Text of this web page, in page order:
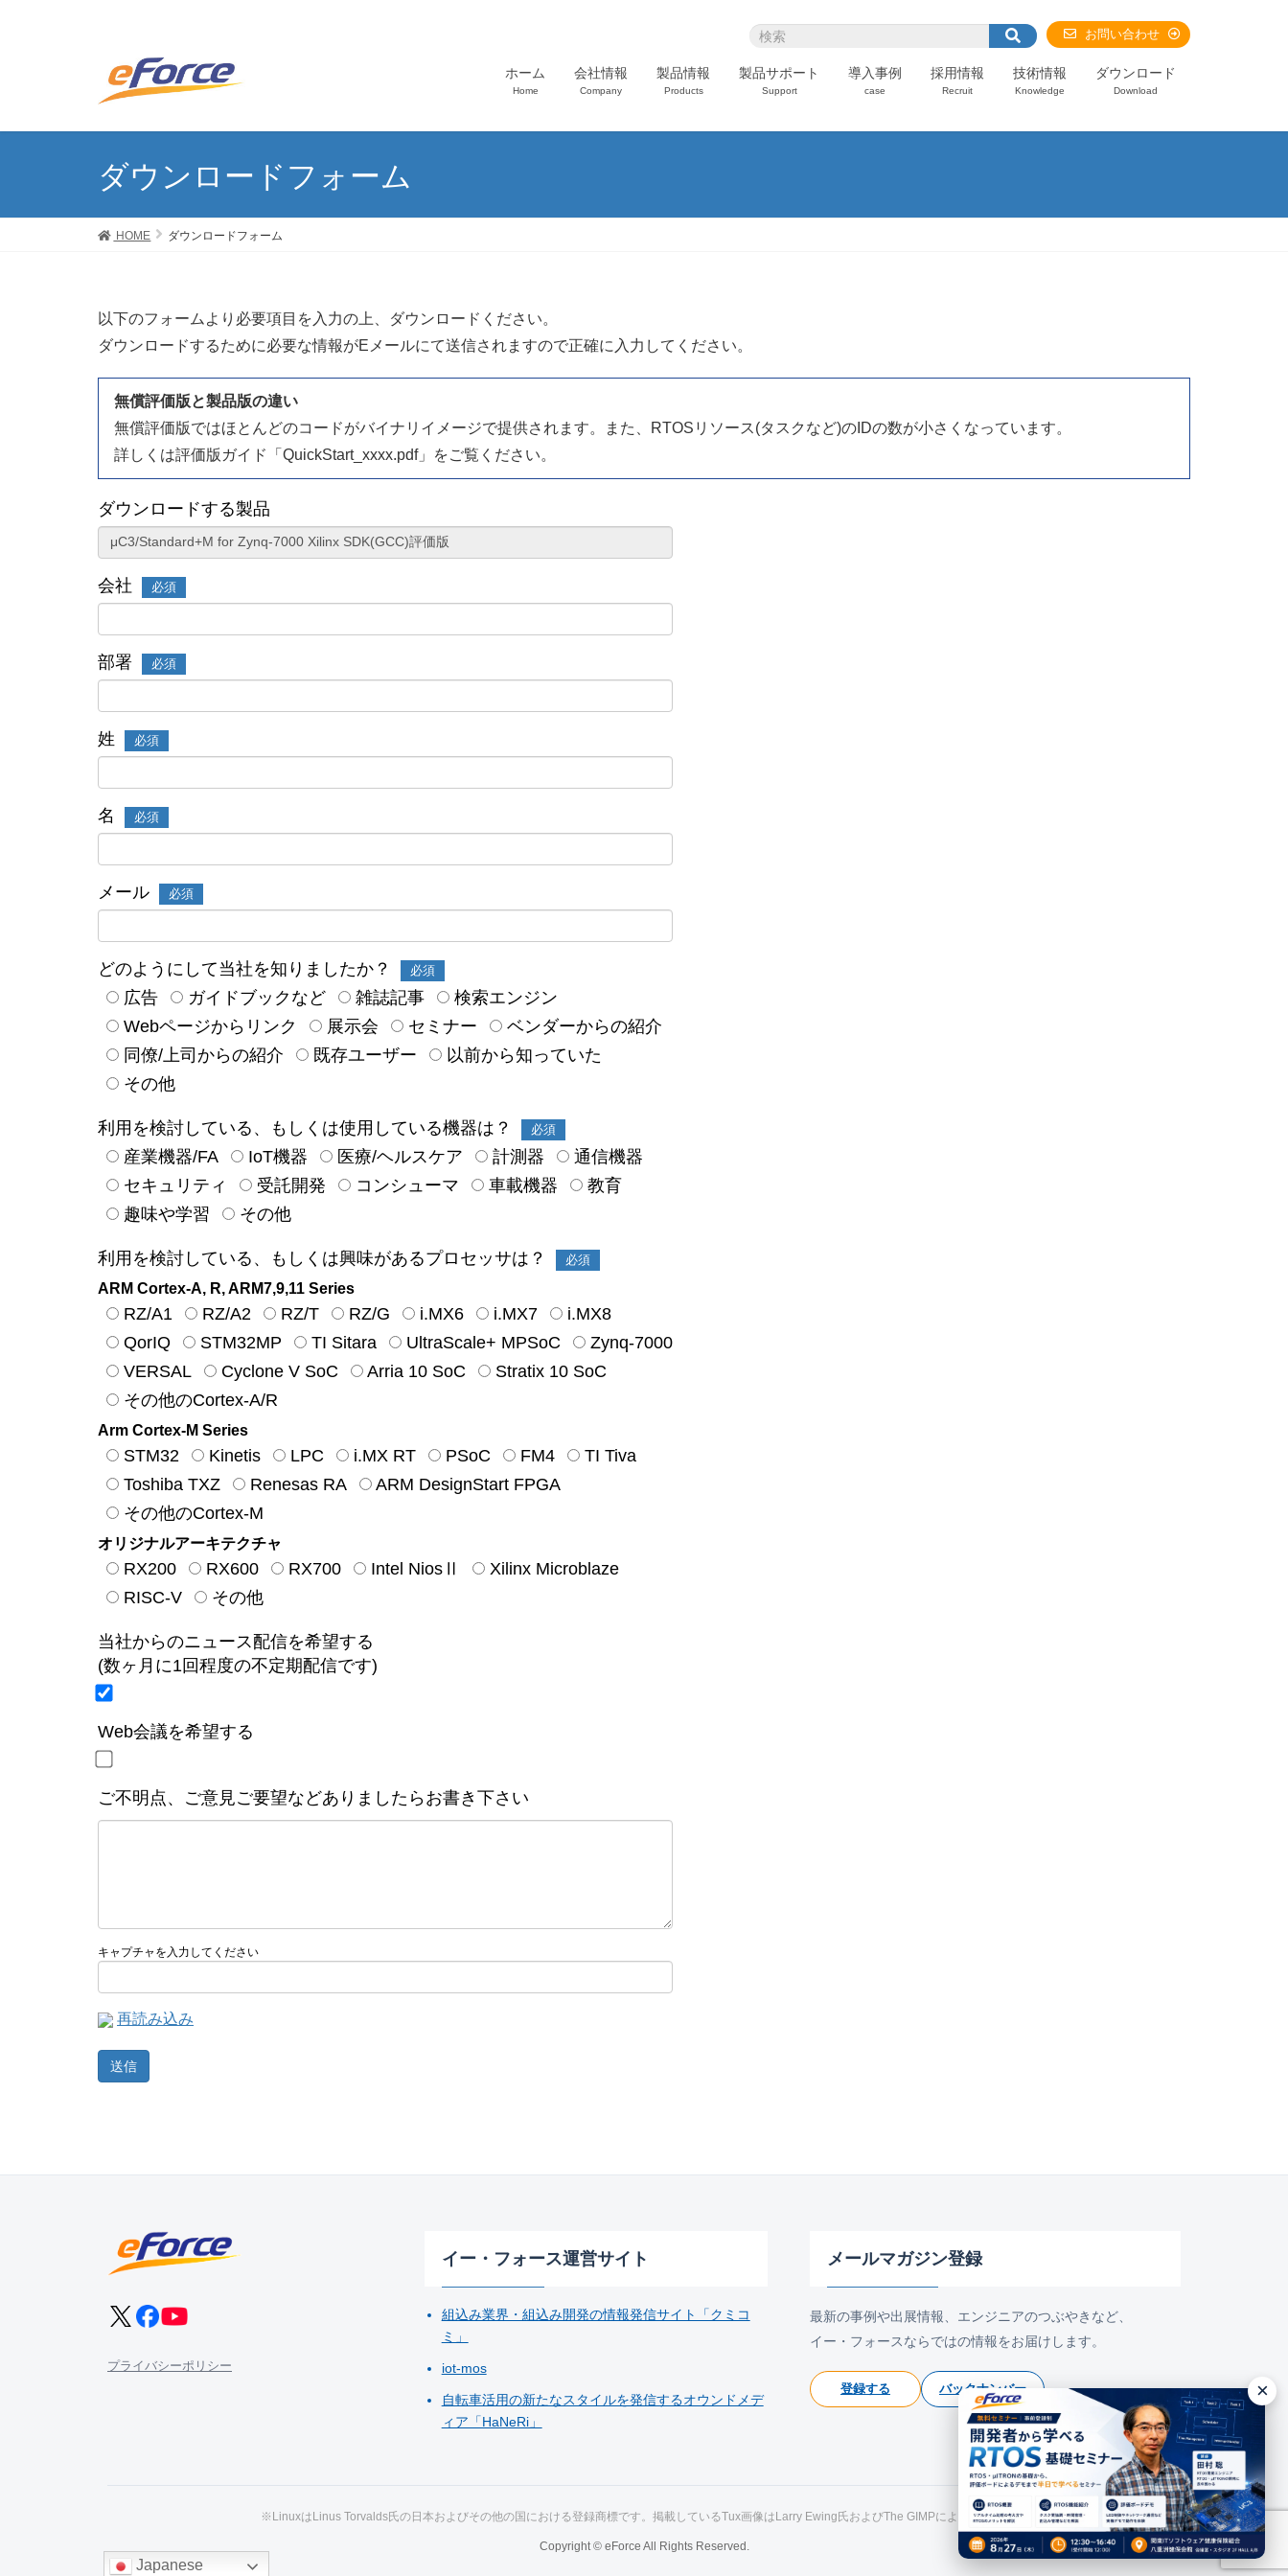
お問い合わせ
ホーム
Home
会社情報
Company
製品情報
Products
製品サポート
Support
導入事例
case
採用情報
Recruit
技術情報
Knowledge
ダウンロード
Download
ダウンロードフォーム
HOME ダウンロードフォーム
以下のフォームより必要項目を入力の上、ダウンロードください。
ダウンロードするために必要な情報がEメールにて送信されますので正確に入力してください。
無償評価版と製品版の違い
無償評価版ではほとんどのコードがバイナリイメージで提供されます。また、RTOSリソース(タスクなど)のIDの数が小さくなっています。
詳しくは評価版ガイド「QuickStart_xxxx.pdf」をご覧ください。
ダウンロードする製品
会社 必須
部署 必須
姓 必須
名 必須
メール 必須
どのようにして当社を知りましたか？ 必須
広告 ガイドブックなど 雑誌記事
検索エンジン
Webページからリンク
展示会 セミナー
ベンダーからの紹介
同僚/上司からの紹介
既存ユーザー
以前から知っていた
その他
利用を検討している、もしくは使用している機器は？ 必須
産業機器/FA IoT機器 医療/ヘルスケア 計測器
通信機器
セキュリティ
受託開発 コンシューマ 車載機器
教育
趣味や学習
その他
利用を検討している、もしくは興味があるプロセッサは？ 必須
ARM Cortex-A, R, ARM7,9,11 Series
RZ/A1 RZ/A2 RZ/T RZ/G i.MX6 i.MX7
i.MX8
QorIQ
STM32MP TI Sitara UltraScale+ MPSoC
Zynq-7000
VERSAL
Cyclone V SoC Arria 10 SoC
Stratix 10 SoC
その他のCortex-A/R
Arm Cortex-M Series
STM32 Kinetis LPC i.MX RT PSoC FM4
TI Tiva
Toshiba TXZ
Renesas RA
ARM DesignStart FPGA
その他のCortex-M
オリジナルアーキテクチャ
RX200 RX600 RX700 Intel NiosⅡ
Xilinx Microblaze
RISC-V
その他
当社からのニュース配信を希望する
(数ヶ月に1回程度の不定期配信です)
Web会議を希望する
ご不明点、ご意見ご要望などありましたらお書き下さい
キャプチャを入力してください
再読み込み
プライバシーポリシー
イー・フォース運営サイト
組込み業界・組込み開発の情報発信サイト「クミコ
ミ」
iot-mos
自転車活用の新たなスタイルを発信するオウンドメデ
ィア「HaNeRi」
メールマガジン登録
最新の事例や出展情報、エンジニアのつぶやきなど、
イー・フォースならではの情報をお届けします。
登録する バックナンバー
※LinuxはLinus Torvalds氏の日本およびその他の国における登録商標です。掲載しているTux画像はLarry Ewing氏およびThe GIMPによるものです。
Copyright © eForce All Rights Reserved.
Japanese
×